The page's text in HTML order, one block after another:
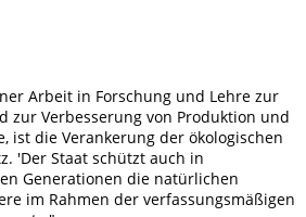
Arbeit in Forschung und Lehre zur
zur Verbesserung von Produktion und
ist die Verankerung der ökologischen
'Der Staat schützt auch in
Generationen die natürlichen
im Rahmen der verfassungsmäßigen